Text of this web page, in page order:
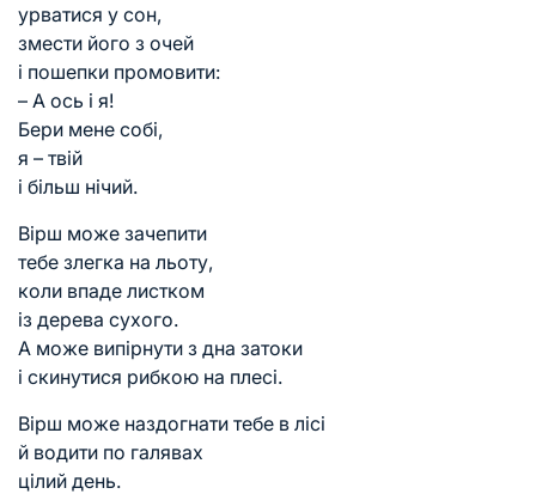
урватися у сон,
змести його з очей
і пошепки промовити:
– А ось і я!
Бери мене собі,
я – твій
і більш нічий.
Вірш може зачепити
тебе злегка на льоту,
коли впаде листком
із дерева сухого.
А може випірнути з дна затоки
і скинутися рибкою на плесі.
Вірш може наздогнати тебе в лісі
й водити по галявах
цілий день.